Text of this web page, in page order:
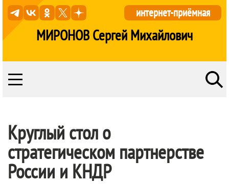
МИРОНОВ Сергей Михайлович
интернет-приёмная
Круглый стол о
стратегическом партнерстве
России и КНДР